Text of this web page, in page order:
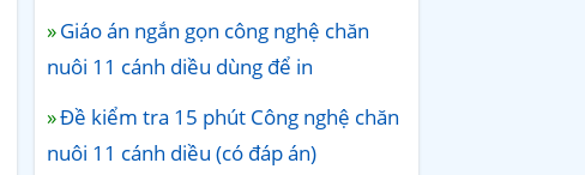
Giáo án ngắn gọn công nghệ chăn
nuôi 11 cánh diều dùng để in
Đề kiểm tra 15 phút Công nghệ chăn
nuôi 11 cánh diều (có đáp án)